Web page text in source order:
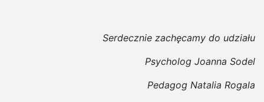
Serdecznie zachęcamy do udziału
Psycholog Joanna Sodel
Pedagog Natalia Rogala